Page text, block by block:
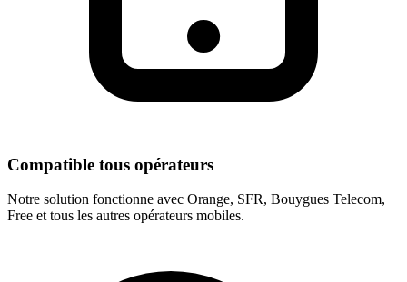
Compatible tous opérateurs
Notre solution fonctionne avec Orange, SFR, Bouygues Telecom,
Free et tous les autres opérateurs mobiles.